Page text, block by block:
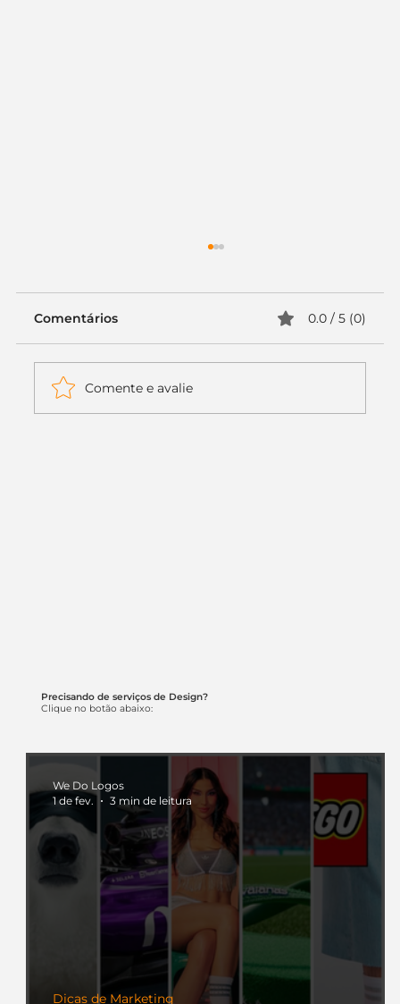
Precisando de serviços de Design?
Clique no botão abaixo:
Dicas de Marketing
We Do Logos
1 de fev.
3 min de leitura
Comentários 0.0 / 5 (0)
Comente e avalie